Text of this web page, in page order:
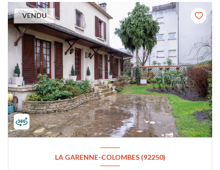
VENDU
LA GARENNE-COLOMBES (92250)